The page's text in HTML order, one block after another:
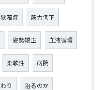
窄症 筋力低下
姿勢矯正 血液循環
柔軟性 病院
り 治るのか